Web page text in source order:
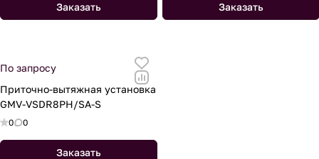
Заказать Заказать
По запросу
Приточно-вытяжная установка
GMV-VSDR8PH/SA-S
0 0
Заказать